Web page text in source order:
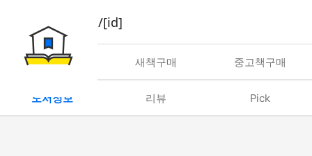
book/rent/[id]
대여 새책구매 중고책구매
도서정보 리뷰 Pick